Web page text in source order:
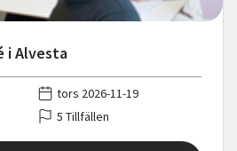
i Alvesta
tors 2026-11-19
5 Tillfällen